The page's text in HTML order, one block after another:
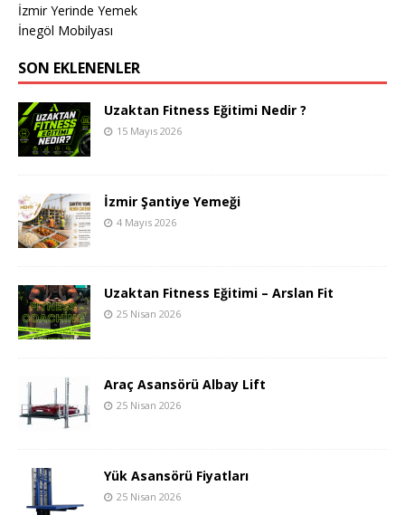
İzmir Yerinde Yemek
İnegöl Mobilyası
SON EKLENENLER
Uzaktan Fitness Eğitimi Nedir ?
15 Mayıs 2026
İzmir Şantiye Yemeği
4 Mayıs 2026
Uzaktan Fitness Eğitimi – Arslan Fit
25 Nisan 2026
Araç Asansörü Albay Lift
25 Nisan 2026
Yük Asansörü Fiyatları
25 Nisan 2026